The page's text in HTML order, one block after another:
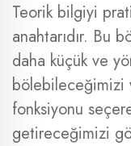
Teorik bilgiyi
anahtarıdır. Bu
daha küçük ve
bölebileceğimizi
fonksiyonu
getireceğimizi